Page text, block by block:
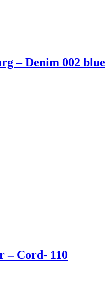
– Denim 002 blue
– Cord- 110